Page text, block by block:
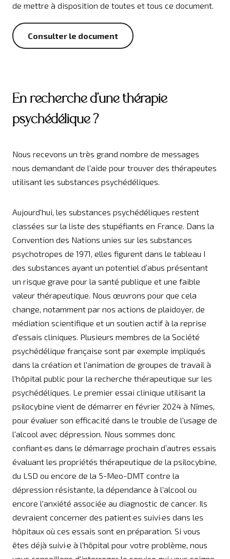
de mettre à disposition de toutes et tous ce document.
Consulter le document
En recherche d'une thérapie
psychédélique ?
Nous recevons un très grand nombre de messages
nous demandant de l'aide pour trouver des thérapeutes
utilisant les substances psychédéliques.
Aujourd'hui, les substances psychédéliques restent
classées sur la liste des stupéfiants en France. Dans la
Convention des Nations unies sur les substances
psychotropes de 1971, elles figurent dans le tableau I
des substances ayant un potentiel d’abus présentant
un risque grave pour la santé publique et une faible
valeur thérapeutique. Nous œuvrons pour que cela
change, notamment par nos actions de plaidoyer, de
médiation scientifique et un soutien actif à la reprise
d'essais cliniques. Plusieurs membres de la Société
psychédélique française sont par exemple impliqués
dans la création et l'animation de groupes de travail à
l'hôpital public pour la recherche thérapeutique sur les
psychédéliques. Le premier essai clinique utilisant la
psilocybine vient de démarrer en février 2024 à Nîmes,
pour évaluer son efficacité dans le trouble de l'usage de
l'alcool avec dépression. Nous sommes donc
confiant·es dans le démarrage prochain d’autres essais
évaluant les propriétés thérapeutique de la psilocybine,
du LSD ou encore de la 5-Meo-DMT contre la
dépression résistante, la dépendance à l'alcool ou
encore l'anxiété associée au diagnostic de cancer. Ils
devraient concerner des patient·es suivi·es dans les
hôpitaux où ces essais sont en préparation. Si vous
êtes déjà suivi·e à l'hôpital pour votre problème, nous